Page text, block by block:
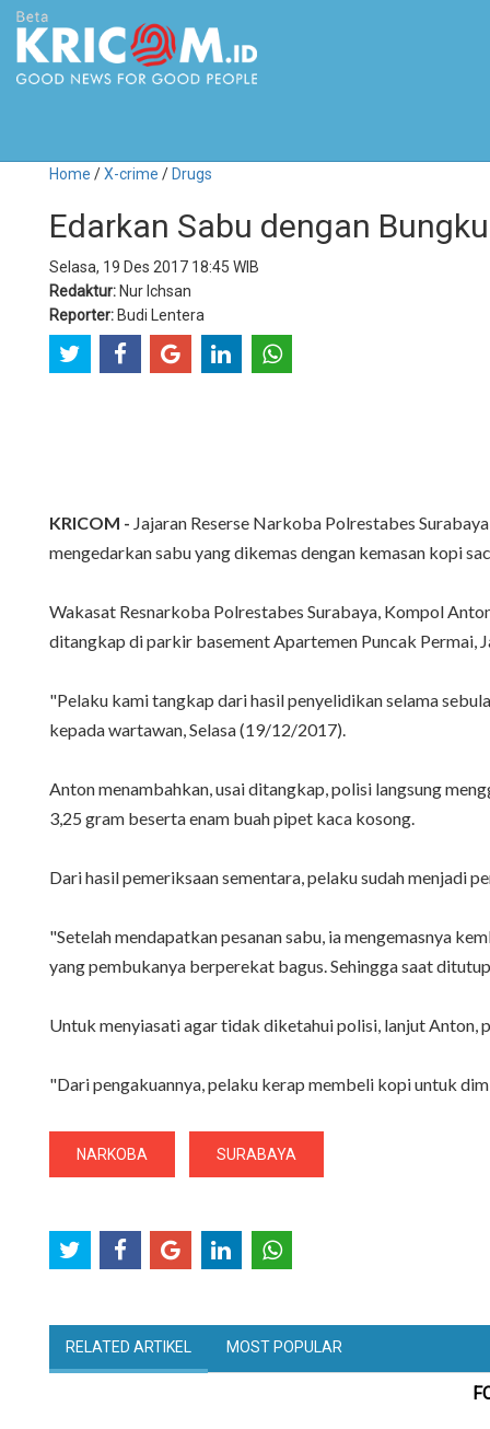
Home /X-crime / Drugs
Edarkan Sabu dengan
Selasa, 19 Des 2017 18:45 WIB
Redaktur: Nur Ichsan
Reporter: Budi Lentera
KRICOM - Jajaran Reserse Narkoba Polrestabes
mengedarkan sabu yang dikemas dengan kemasan kopi
Wakasat Resnarkoba Polrestabes Surabaya, Kompol
ditangkap di parkir basement Apartemen Puncak Permai,
"Pelaku kami tangkap dari hasil penyelidikan selama
kepada wartawan, Selasa (19/12/2017).
Anton menambahkan, usai ditangkap, polisi langsung
3,25 gram beserta enam buah pipet kaca kosong.
Dari hasil pemeriksaan sementara, pelaku sudah menjadi
"Setelah mendapatkan pesanan sabu, ia mengemasnya
yang pembukanya berperekat bagus. Sehingga saat
Untuk menyiasati agar tidak diketahui polisi, lanjut Anton,
"Dari pengakuannya, pelaku kerap membeli kopi untuk
NARKOBA SURABAYA
RELATED ARTIKEL MOST POPULAR